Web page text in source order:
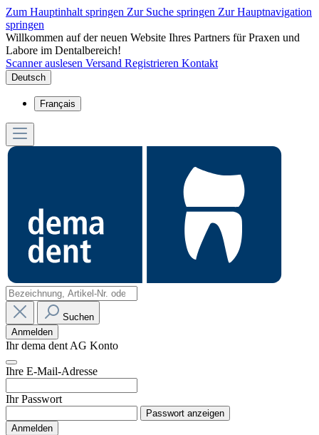
Zum Hauptinhalt springen Zur Suche springen Zur Hauptnavigation
springen
Willkommen auf der neuen Website Ihres Partners für Praxen und
Labore im Dentalbereich!
Scanner auslesen Versand Registrieren Kontakt
Deutsch
Français
Suchen
Anmelden
Ihr dema dent AG Konto
Ihre E-Mail-Adresse
Ihr Passwort
Passwort anzeigen
Anmelden